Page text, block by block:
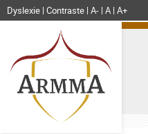
Dyslexie Contraste A- A A+